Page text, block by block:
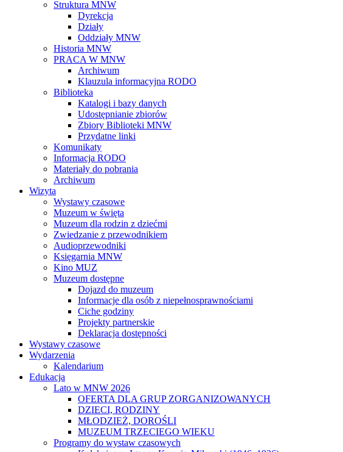
Struktura MNW
Dyrekcja
Działy
Oddziały MNW
Historia MNW
PRACA W MNW
Archiwum
Klauzula informacyjna RODO
Biblioteka
Katalogi i bazy danych
Udostępnianie zbiorów
Zbiory Biblioteki MNW
Przydatne linki
Komunikaty
Informacja RODO
Materiały do pobrania
Archiwum
Wizyta
Wystawy czasowe
Muzeum w święta
Muzeum dla rodzin z dziećmi
Zwiedzanie z przewodnikiem
Audioprzewodniki
Księgarnia MNW
Kino MUZ
Muzeum dostępne
Dojazd do muzeum
Informacje dla osób z niepełnosprawnościami
Ciche godziny
Projekty partnerskie
Deklaracja dostępności
Wystawy czasowe
Wydarzenia
Kalendarium
Edukacja
Lato w MNW 2026
OFERTA DLA GRUP ZORGANIZOWANYCH
DZIECI, RODZINY
MŁODZIEŻ, DOROŚLI
MUZEUM TRZECIEGO WIEKU
Programy do wystaw czasowych